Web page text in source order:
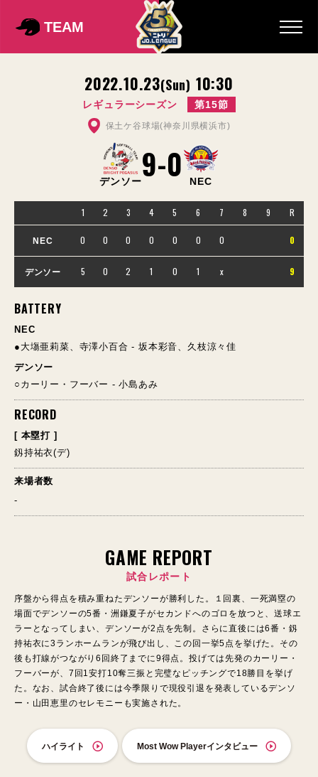
TEAM
2022.10.23(Sun) 10:30
レギュラーシーズン 第15節
保土ケ谷球場(神奈川県横浜市)
デンソー9-0 NEC
1 2 3 4 5 6 7 8 9 R
NEC 0 0 0 0 0 0 0 0
デンソー 5 0 2 1 0 1 x 9
BATTERY
NEC
●大塲亜莉菜、寺澤小百合 - 坂本彩音、久枝涼々佳
デンソー
○カーリー・フーバー - 小島あみ
RECORD
[ 本塁打 ]
釼持祐衣(デ)
来場者数
-
GAME REPORT
試合レポート
序盤から得点を積み重ねたデンソーが勝利した。１回裏、一死満塁の
場面でデンソーの5番・洲鎌夏子がセカンドへのゴロを放つと、送球エ
ラーとなってしまい、デンソーが2点を先制。さらに直後には6番・釼
持祐衣に3ランホームランが飛び出し、この回一挙5点を挙げた。その
後も打線がつながり6回終了までに9得点。投げては先発のカーリー・
フーバーが、7回1安打10奪三振と完璧なピッチングで18勝目を挙げ
た。なお、試合終了後には今季限りで現役引退を発表しているデンソ
ー・山田恵里のセレモニーも実施された。
ハイライト Most Wow Playerインタビュー